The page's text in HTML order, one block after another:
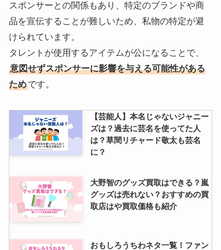
嵐で最年少のメンバーは誰？年齢
噂も調査
ーズグッズが買える場所調査
スポンサーとの関係もあり、特定のブランドや商
品を宣伝することが難しいため、私物の特定が避
けられています。
タレントが使用するアイテムが公になることで、
意図せずスポンサーに影響を与える可能性がある
ためです​。
【芸能人】本名じゃないジャニー
ズは？過去に芸名を使ってた人
は？草間リチャード敬太も芸名
に？
大野智のグッズ買取はできる？嵐
グッズは売れない？おすすめの買
取店はや買取価格も紹介
おもしろうちわネタ一覧！ファン